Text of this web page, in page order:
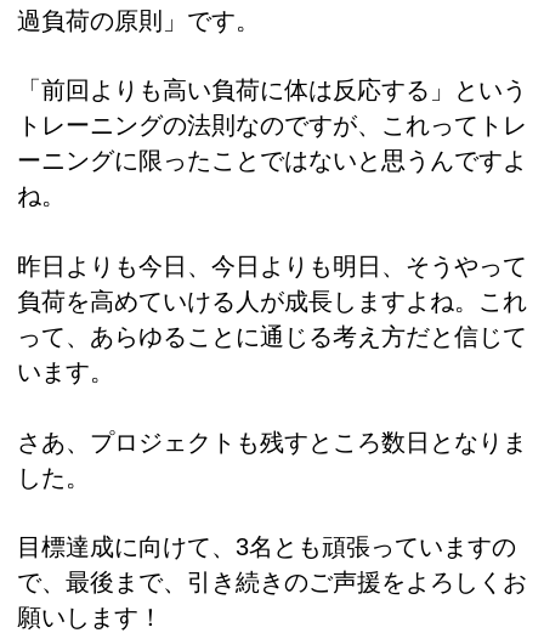
過負荷の原則」です。
「前回よりも高い負荷に体は反応する」という
トレーニングの法則なのですが、これってトレ
ーニングに限ったことではないと思うんですよ
ね。
昨日よりも今日、今日よりも明日、そうやって
負荷を高めていける人が成長しますよね。これ
って、あらゆることに通じる考え方だと信じて
います。
さあ、プロジェクトも残すところ数日となりま
した。
目標達成に向けて、3名とも頑張っていますの
で、最後まで、引き続きのご声援をよろしくお
願いします！